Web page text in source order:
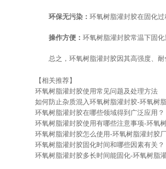
环保无污染：环氧树脂灌封胶在固化
操作方便：环氧树脂灌封胶常温下固
总之，环氧树脂灌封胶因其高强度、
【相关推荐】
环氧树脂灌封胶使用常见问题及处理方法
如何防止杂质混入环氧树脂灌封胶-环氧树
环氧树脂灌封胶在哪些领域得到广泛应用？
环氧树脂灌封胶使用有哪些注意事项-环氧
环氧树脂灌封胶怎么使用-环氧树脂灌封胶
环氧树脂灌封胶固化时间和哪些因素有关？
环氧树脂灌封胶多长时间能固化-环氧树脂